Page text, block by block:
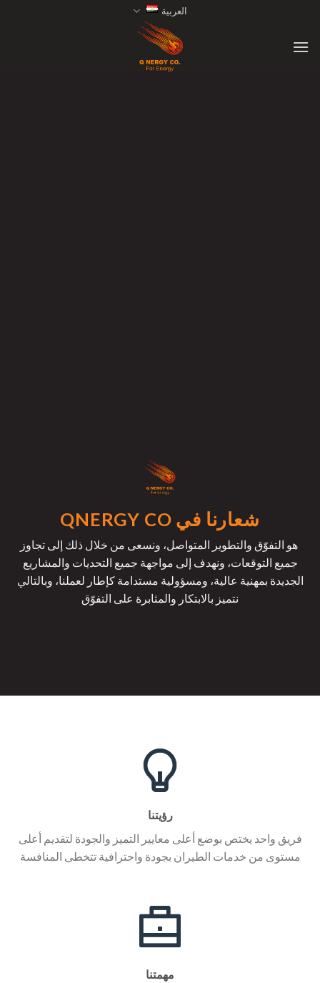
content
العربية
شعارنا في QNERGY CO
هو التفوّق والتطوير المتواصل، ونسعى من خلال ذلك إلى تجاوز
جميع التوقعات، ونهدف إلى مواجهة جميع التحديات والمشاريع
الجديدة بمهنية عالية، ومسؤولية مستدامة كإطار لعملنا، وبالتالي
نتميز بالابتكار والمثابرة على التفوّق
رؤيتنا
فريق واحد يختص بوضع أعلى معايير التميز والجودة لتقديم أعلى
مستوى من خدمات الطيران بجودة واحترافية تتخطى المنافسة
مهمتنا